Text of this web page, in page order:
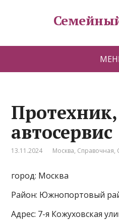
Протехник,
автосервис
13.11.2024 Москва, Справочная,
город: Москва
Район: Южнопортовый
Адрес: 7-я Кожуховская